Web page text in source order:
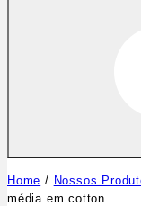
Home / Nossos
média em cotton